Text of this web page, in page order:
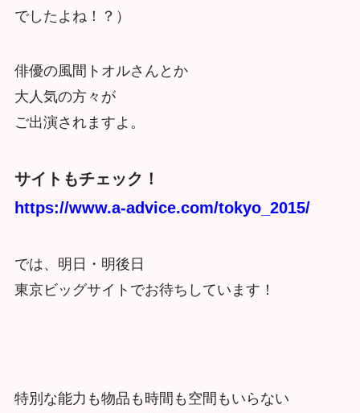
でしたよね！？）
俳優の風間トオルさんとか
大人気の方々が
ご出演されますよ。
サイトもチェック！
https://www.a-advice.com/tokyo_2015/
では、明日・明後日
東京ビッグサイトでお待ちしています！
特別な能力も物品も時間も空間もいらない